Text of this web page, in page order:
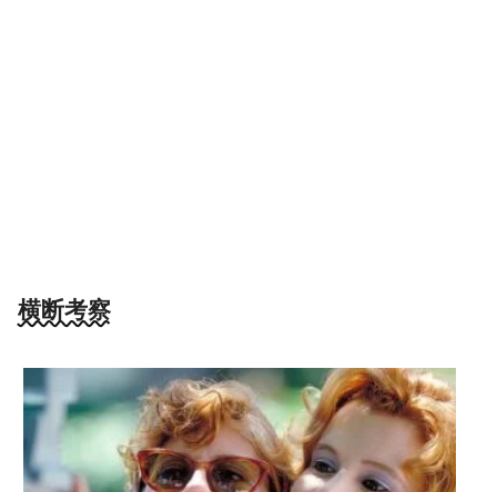
横断考察